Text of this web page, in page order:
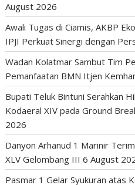
August 2026
Awali Tugas di Ciamis, AKBP
IPJI Perkuat Sinergi dengan
Wadan Kolatmar Sambut Tim
Pemanfaatan BMN Itjen
Bupati Teluk Bintuni Serahkan
Kodaeral XIV pada Ground
2026
Danyon Arhanud 1 Marinir
XLV Gelombang III 6 August
Pasmar 1 Gelar Syukuran atas